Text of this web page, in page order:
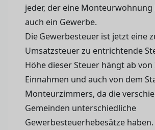
jeder, der eine
auch ein Gewerbe.
Die Gewerbesteuer ist jetzt eine
Umsatzsteuer zu entrichtende
Höhe dieser Steuer hängt ab
Einnahmen und auch von dem
Monteurzimmers, da die
Gemeinden unterschiedliche
Gewerbesteuerhebesätze